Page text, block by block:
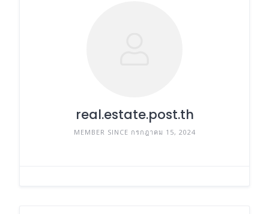
real.estate.post.th
MEMBER SINCE กรกฎาคม 15, 2024